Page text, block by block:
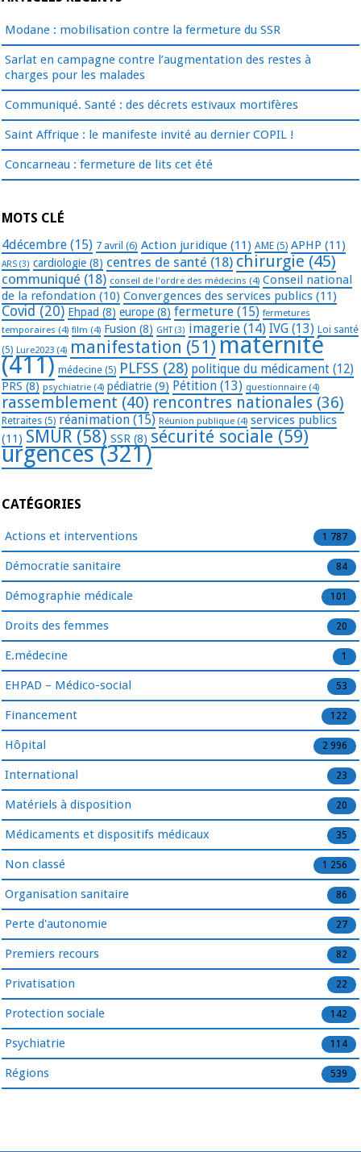
Modane : mobilisation contre la fermeture du SSR
Sarlat en campagne contre l’augmentation des restes à
charges pour les malades
Communiqué. Santé : des décrets estivaux mortifères
Saint Affrique : le manifeste invité au dernier COPIL !
Concarneau : fermeture de lits cet été
MOTS CLÉ
4décembre (15) 7 avril (6) Action juridique (11) AME (5) APHP (11)
ARS (3) cardiologie (8) centres de santé (18) chirurgie (45)
communiqué (18) conseil de l'ordre des médecins (4) Conseil national
de la refondation (10) Convergences des services publics (11)
Covid (20) Ehpad (8) europe (8) fermeture (15) fermetures
temporaires (4) film (4) Fusion (8) GHT(3) imagerie (14) IVG (13) Loi santé
(5) Lure2023 (4) manifestation (51) maternité
(411) médecine (5) PLFSS (28) politique du médicament (12)
PRS (8) psychiatrie (4) pédiatrie (9) Pétition (13) questionnaire (4)
rassemblement (40) rencontres nationales (36)
Retraites (5) réanimation (15) Réunion publique (4) services publics
(11) SMUR (58) SSR (8) sécurité sociale (59)
urgences(321)
CATÉGORIES
Actions et interventions 1 787
Démocratie sanitaire 84
Démographie médicale 101
Droits des femmes 20
E.médecine 1
EHPAD – Médico-social 53
Financement 122
Hôpital 2 996
International 23
Matériels à disposition 20
Médicaments et dispositifs médicaux 35
Non classé 1 256
Organisation sanitaire 86
Perte d'autonomie 27
Premiers recours 82
Privatisation 22
Protection sociale 142
Psychiatrie 114
Régions 539